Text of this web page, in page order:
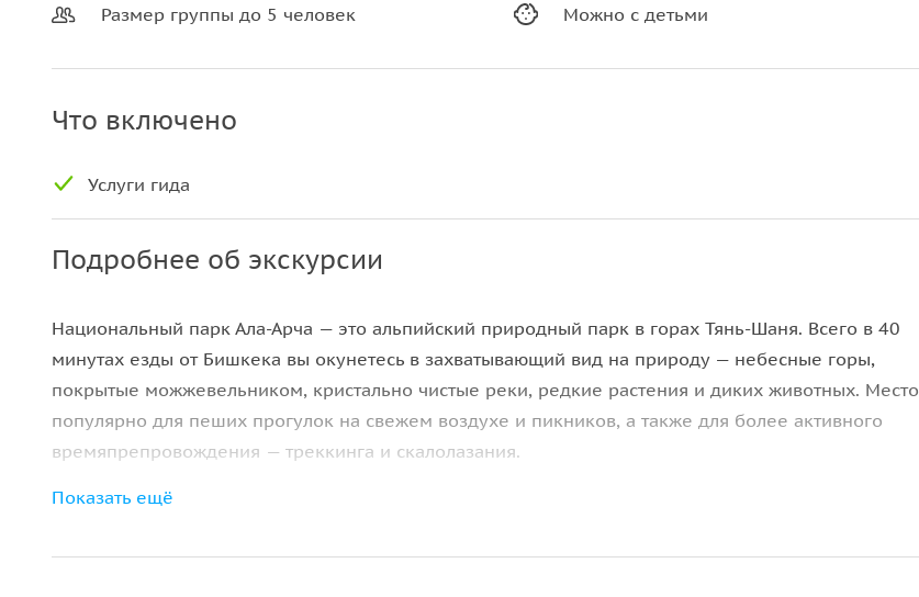
Размер группы до 5 человек
Можно с детьми
Что включено
Услуги гида
Подробнее об экскурсии
Национальный парк Ала-Арча — это альпийский природный парк в горах Тянь-Шаня. Всего в 40
минутах езды от Бишкека вы окунетесь в захватывающий вид на природу — небесные горы,
покрытые можжевельником, кристально чистые реки, редкие растения и диких животных. Место
популярно для пеших прогулок на свежем воздухе и пикников, а также для более активного
времяпрепровождения — треккинга и скалолазания.
Показать ещё